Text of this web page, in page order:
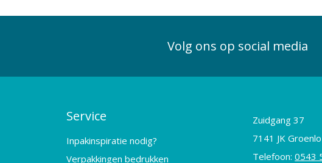
Volg ons op social media
Service
Inpakinspiratie nodig?
Verpakkingen bedrukken
Zuidgang 37
7141 JK Groenlo
Telefoon:0543